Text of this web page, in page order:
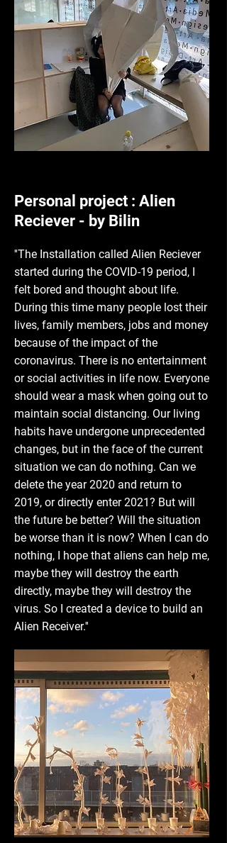
Personal project : Alien
Reciever - by Bilin
''The Installation called Alien Reciever
started during the COVID-19 period, I
felt bored and thought about life.
During this time many people lost their
lives, family members, jobs and money
because of the impact of the
coronavirus. There is no entertainment
or social activities in life now. Everyone
should wear a mask when going out to
maintain social distancing. Our living
habits have undergone unprecedented
changes, but in the face of the current
situation we can do nothing. Can we
delete the year 2020 and return to
2019, or directly enter 2021? But will
the future be better? Will the situation
be worse than it is now? When I can do
nothing, I hope that aliens can help me,
maybe they will destroy the earth
directly, maybe they will destroy the
virus. So I created a device to build an
Alien Receiver.''